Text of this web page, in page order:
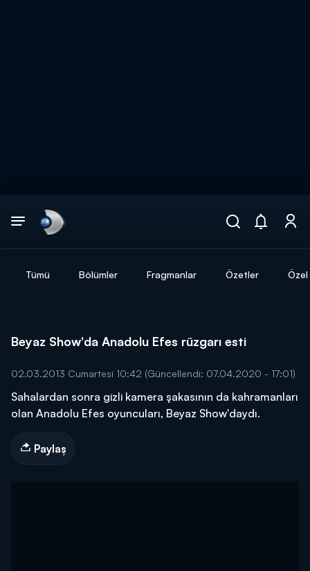
Tümü Bölümler Fragmanlar Özetler
Beyaz Show'da Anadolu Efes rüzgarı esti
02.03.2013 Cumartesi 10:42 (Güncellendi: 07.04.2020 - 17:01)
Sahalardan sonra gizli kamera şakasının da kahramanları
olan Anadolu Efes oyuncuları, Beyaz Show'daydı.
Paylaş